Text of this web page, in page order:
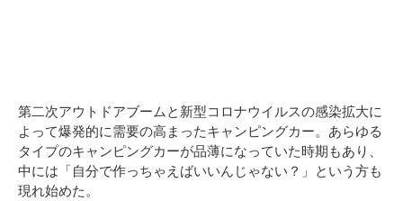
第二次アウトドアブームと新型コロナウイルスの感染拡大に
よって爆発的に需要の高まったキャンピングカー。あらゆる
タイプのキャンピングカーが品薄になっていた時期もあり、
中には「自分で作っちゃえばいいんじゃない？」という方も
現れ始めた。